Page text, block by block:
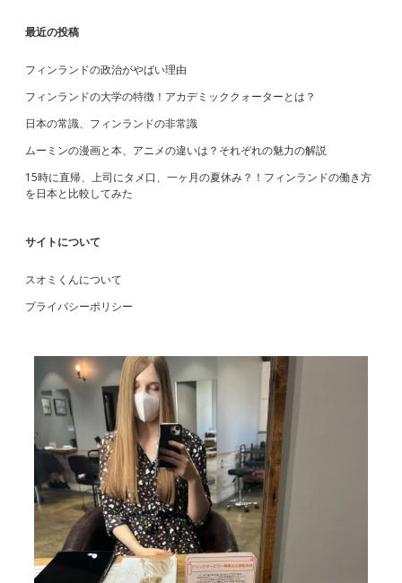
足
他
も
品
れ
が
ぐ
ビ
ゲ
ー
シ
ョ
ン
S
i
d
e
b
a
r
最近の投稿
フィンランドの政治がやばい理由
フィンランドの大学の特徴！アカデミッククォーターとは？
日本の常識、フィンランドの非常識
ムーミンの漫画と本、アニメの違いは？それぞれの魅力の解説
15時に直帰、上司にタメ口、一ヶ月の夏休み？！フィンランドの働き方
を日本と比較してみた
サイトについて
スオミくんについて
プライバシーポリシー